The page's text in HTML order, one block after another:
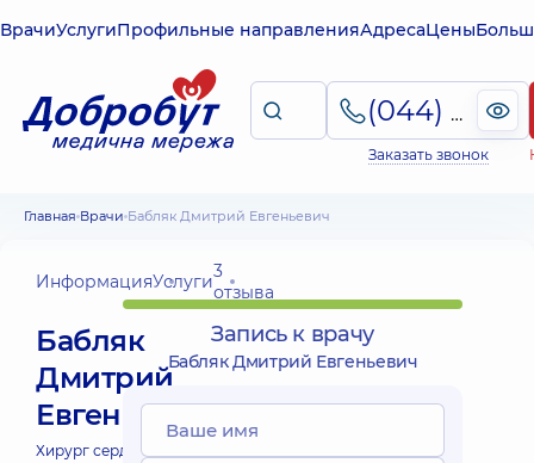
ВрачиУслугиПрофильные направленияАдресаЦены
(044) 495-2-888
Заказать звонок
Главная Врачи Бабляк Дмитрий Евгеньевич
ИнформацияУслуги3
отзыва
Бабляк
Дмитрий
Евгеньевич
Хирург сердечно-
Запись к врачу
Бабляк Дмитрий Евгеньевич